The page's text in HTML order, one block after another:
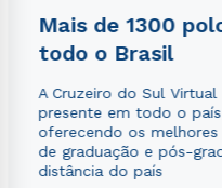
Mais de 1300
todo o Brasil
A Cruzeiro do Sul Virtual
presente em todo o
oferecendo os melhores
de graduação e pós-
distância do país
Rápido e fácil
WhatsApp